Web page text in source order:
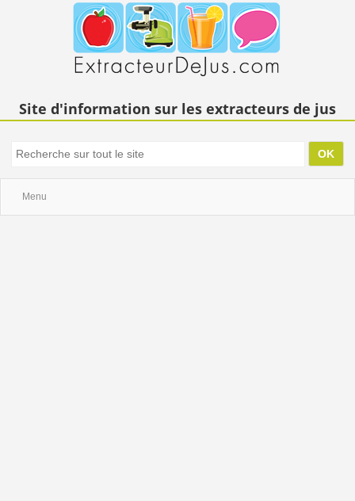
Site d'information sur les extracteurs de jus
Menu